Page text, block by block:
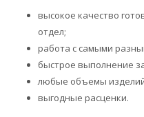
высокое качество
отдел;
работа с самыми
быстрое выполнение
любые объемы
выгодные расценки.